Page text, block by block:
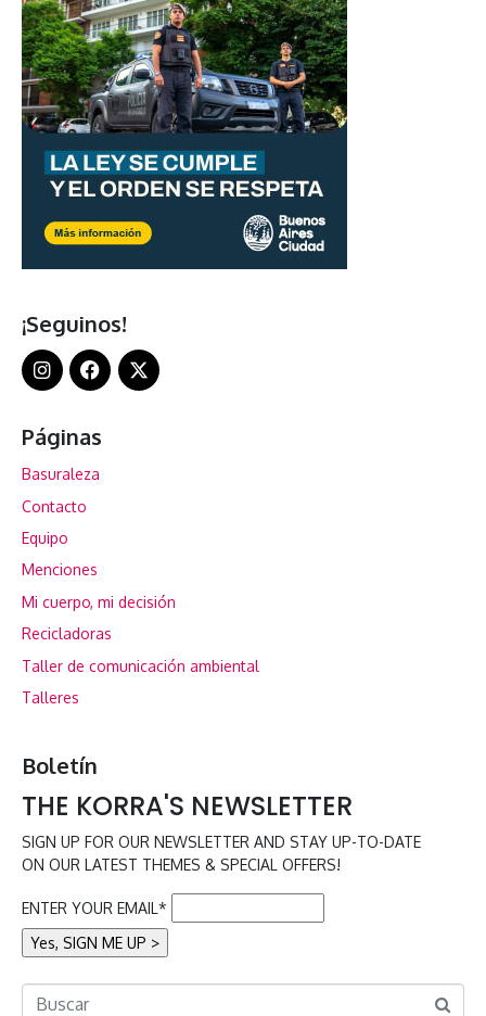
¡Seguinos!
Páginas
Basuraleza
Contacto
Equipo
Menciones
Mi cuerpo, mi decisión
Recicladoras
Taller de comunicación ambiental
Talleres
Boletín
THE KORRA'S NEWSLETTER
SIGN UP FOR OUR NEWSLETTER AND STAY UP-TO-DATE
ON OUR LATEST THEMES & SPECIAL OFFERS!
ENTER YOUR EMAIL*